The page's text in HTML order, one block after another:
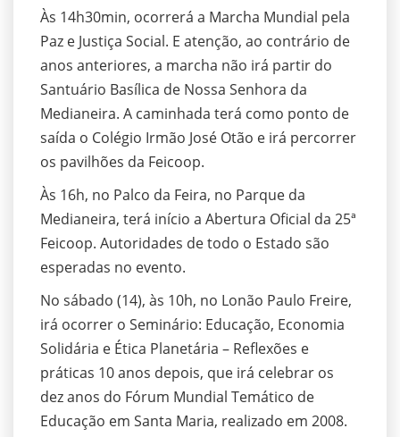
Às 14h30min, ocorrerá a Marcha Mundial pela
Paz e Justiça Social. E atenção, ao contrário de
anos anteriores, a marcha não irá partir do
Santuário Basílica de Nossa Senhora da
Medianeira. A caminhada terá como ponto de
saída o Colégio Irmão José Otão e irá percorrer
os pavilhões da Feicoop.
Às 16h, no Palco da Feira, no Parque da
Medianeira, terá início a Abertura Oficial da 25ª
Feicoop. Autoridades de todo o Estado são
esperadas no evento.
No sábado (14), às 10h, no Lonão Paulo Freire,
irá ocorrer o Seminário: Educação, Economia
Solidária e Ética Planetária – Reflexões e
práticas 10 anos depois, que irá celebrar os
dez anos do Fórum Mundial Temático de
Educação em Santa Maria, realizado em 2008.